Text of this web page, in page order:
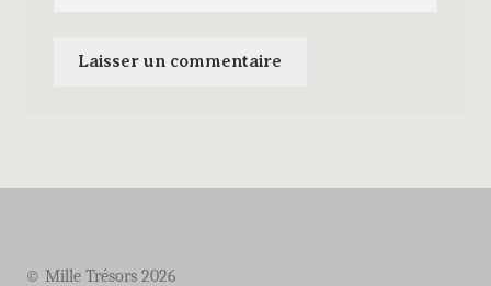
© Mille Trésors 2026